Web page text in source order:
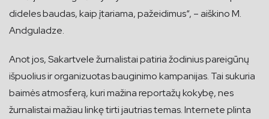
dideles baudas, kaip įtariama, pažeidimus“, – aiškino M.
Andguladze.
Anot jos, Sakartvele žurnalistai patiria žodinius pareigūnų
išpuolius ir organizuotas bauginimo kampanijas. Tai sukuria
baimės atmosferą, kuri mažina reportažų kokybę, nes
žurnalistai mažiau linkę tirti jautrias temas. Internete plinta